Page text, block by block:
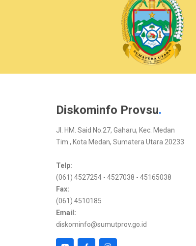
Diskominfo Provsu.
Jl. HM. Said No.27, Gaharu, Kec. Medan
Tim., Kota Medan, Sumatera Utara 20233
Telp:
(061) 4527254 - 4527038 - 45165038
Fax:
(061) 4510185
Email:
diskominfo@sumutprov.go.id